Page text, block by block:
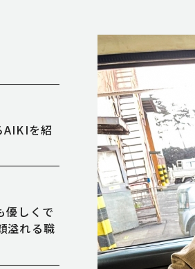
AIKIを紹
優しくで
溢れる職